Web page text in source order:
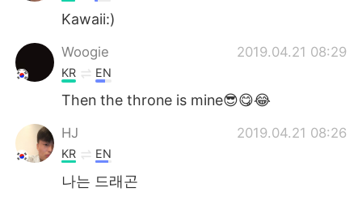
Kawaii:)
Woogie 2019.04.21 08:29
KR EN
Then the throne is mine😎😋😂
HJ 2019.04.21 08:26
KR EN
나는 드래곤